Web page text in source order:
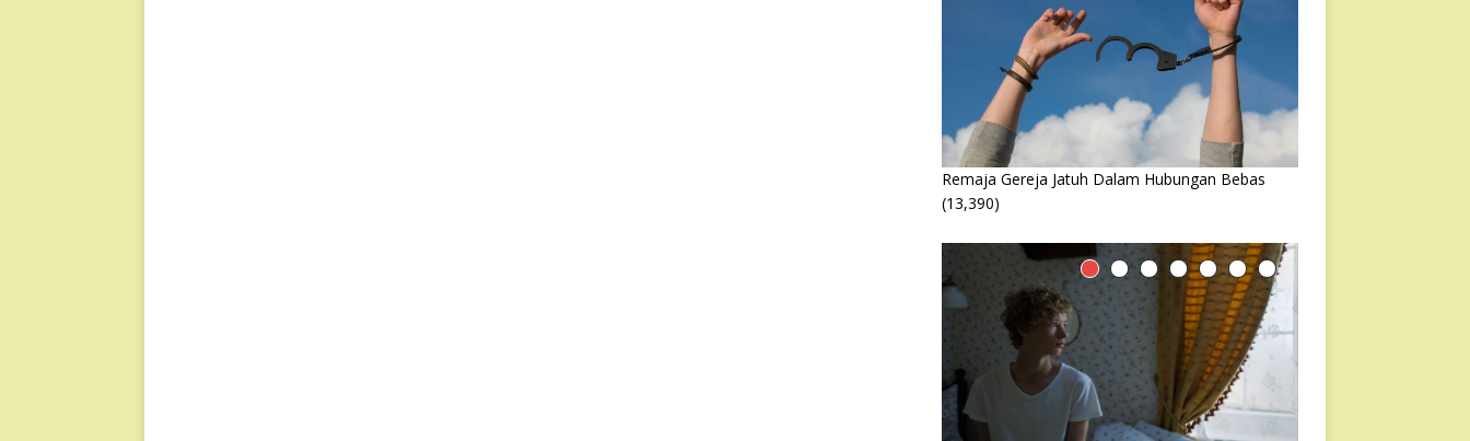
Remaja Gereja Jatuh Dalam Hubungan Bebas
(13,390)